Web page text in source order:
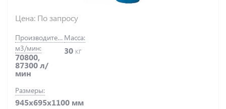
Цена: По запросу
Производительность,
м3/мин:
70800,
87300 л/
мин
Масса:
30 кг
Размеры:
945х695х1100 мм